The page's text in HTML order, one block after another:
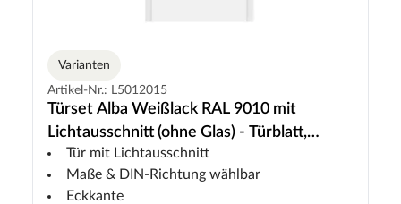
Varianten
Artikel-Nr.: L5012015
Türset Alba Weißlack RAL 9010 mit
Lichtausschnitt (ohne Glas) - Türblatt,
Zarge, Drückergarnitur
Tür mit Lichtausschnitt
Maße & DIN-Richtung wählbar
Eckkante